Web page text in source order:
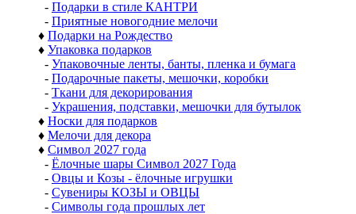
- Подарки в стиле КАНТРИ
- Приятные новогодние мелочи
♦ Подарки на Рождество
♦ Упаковка подарков
- Упаковочные ленты, банты, пленка и бумага
- Подарочные пакеты, мешочки, коробки
- Ткани для декорирования
- Украшения, подставки, мешочки для бутылок
♦ Носки для подарков
♦ Мелочи для декора
♦ Символ 2027 года
- Ёлочные шары Символ 2027 Года
- Овцы и Козы - ёлочные игрушки
- Сувениры КОЗЫ и ОВЦЫ
- Символы года прошлых лет